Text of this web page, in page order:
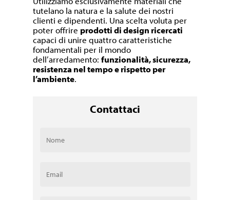
tutelano la natura e la salute dei nostri
clienti e dipendenti. Una scelta voluta per
poter offrire prodotti di design ricercati
capaci di unire quattro caratteristiche
fondamentali per il mondo
dell’arredamento:funzionalità, sicurezza,
resistenza nel tempo e rispetto per
l’ambiente.
Contattaci